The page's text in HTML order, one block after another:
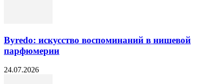
Byredo: искусство воспоминаний в нишевой
парфюмерии
24.07.2026